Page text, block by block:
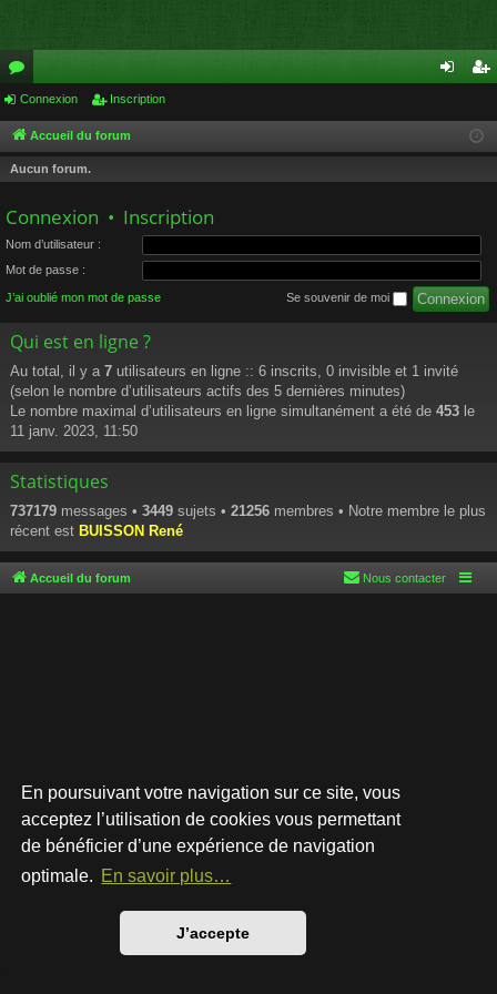
En poursuivant votre navigation sur ce site, vous
acceptez l’utilisation de cookies vous permettant
de bénéficier d’une expérience de navigation
optimale. En savoir plus…
J’accepte
or
u
m
cri
Connexion Inscription
Accueil du forum
Aucun forum.
Connexion • Inscription
Nom d’utilisateur :
Mot de passe :
J’ai oublié mon mot de passe Se souvenir de moi
Qui est en ligne ?
Au total, il y a 7 utilisateurs en ligne :: 6 inscrits, 0 invisible et 1 invité
(selon le nombre d’utilisateurs actifs des 5 dernières minutes)
Le nombre maximal d’utilisateurs en ligne simultanément a été de 453 le
11 janv. 2023, 11:50
Statistiques
737179 messages • 3449 sujets • 21256 membres • Notre membre le plus
récent est BUISSON René
Accueil du forum Nous contacter
Développé parphpBB® Forum Software © phpBB Limited
Style par
Traduction française officielle